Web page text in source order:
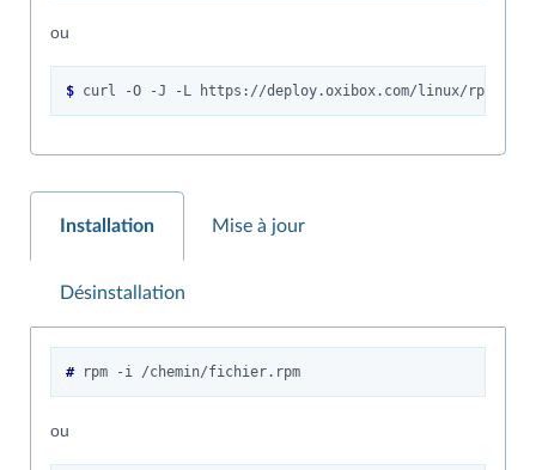
ou
$ curl -O -J -L
Installation Mise à jour
Désinstallation
# rpm -i /chemin/fichier.rpm
ou